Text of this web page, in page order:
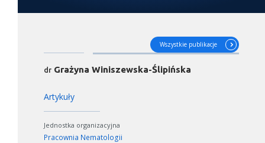
Wszystkie publikacje
dr Grażyna Winiszewska-Ślipińska
Artykuły
Jednostka organizacyjna
Pracownia Nematologii